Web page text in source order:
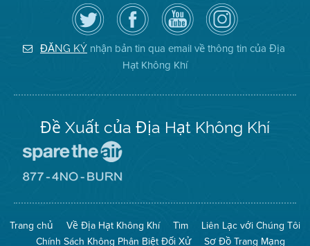
Hãy
theo
dõi
Địa
Hạt
Không
Truy
cập
Trang
Facebook
của
Địa
Hạt
Kênh
YouTube
của
Địa
Hạt
Không
Khí
Air
District
on
Instagram
ĐĂNG KÝ nhận bản tin qua email về thông tin của Địa
Hạt Không Khí
Đề Xuất của Địa Hạt Không Khí
The
(Bảo
Toàn
Mạng
No
Burn
Trang chủ Về Địa Hạt Không Khí Tìm
Liên Lạc với Chúng Tôi
Chính Sách Không Phân Biệt Đối Xử
Sơ Đồ Trang Mạng